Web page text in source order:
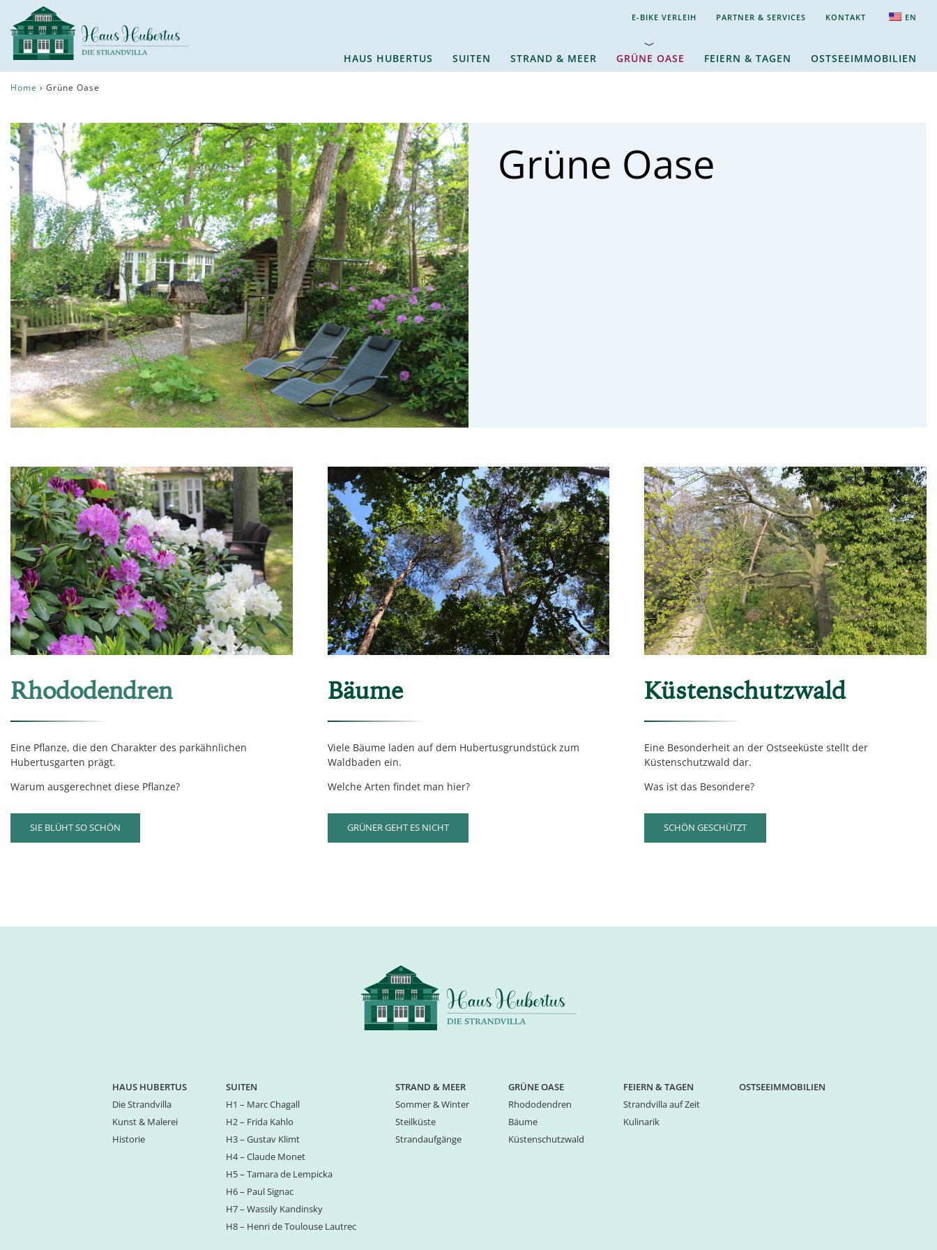
E-BIKE VERLEIH PARTNER & SERVICES KONTAKT EN
HAUS HUBERTUS SUITEN STRAND & MEER GRÜNE OASE FEIERN & TAGEN OSTSEEIMMOBILIEN
Home › Grüne Oase
Grüne Oase
Rhododendren
Eine Pflanze, die den Charakter des parkähnlichen
Hubertusgarten prägt.
Warum ausgerechnet diese Pflanze?
SIE BLÜHT SO SCHÖN
Bäume
Viele Bäume laden auf dem Hubertusgrundstück zum
Waldbaden ein.
Welche Arten findet man hier?
GRÜNER GEHT ES NICHT
Küstenschutzwald
Eine Besonderheit an der Ostseeküste stellt der
Küstenschutzwald dar.
Was ist das Besondere?
SCHÖN GESCHÜTZT
HAUS HUBERTUS
Die Strandvilla
Kunst & Malerei
Historie
SUITEN
H1 – Marc Chagall
H2 – Frida Kahlo
H3 – Gustav Klimt
H4 – Claude Monet
H5 – Tamara de Lempicka
H6 – Paul Signac
H7 – Wassily Kandinsky
H8 – Henri de Toulouse Lautrec
STRAND & MEER
Sommer & Winter
Steilküste
Strandaufgänge
GRÜNE OASE
Rhododendren
Bäume
Küstenschutzwald
FEIERN & TAGEN
Strandvilla auf Zeit
Kulinarik
OSTSEEIMMOBILIEN